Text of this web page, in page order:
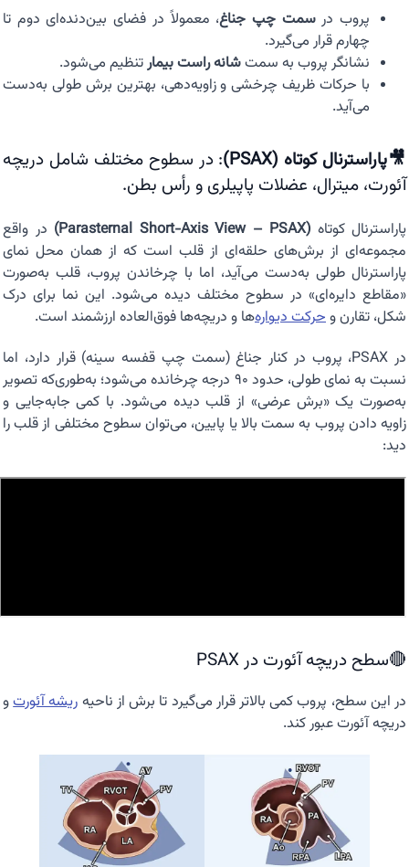
پروب درسمت چپ جناغ، معمولاً در فضای بین‌دنده‌ای دوم تا
چهارم قرار می‌گیرد.
نشانگر پروب به سمتشانه راست بیمارتنظیم می‌شود.
با حرکات ظریف چرخشی و زاویه‌دهی، بهترین برش طولی به‌دست
می‌آید.
🎥پاراسترنال کوتاه (PSAX)
: در سطوح مختلف شامل دریچه
آئورت، میترال، عضلات پاپیلری و رأس بطن.
پاراسترنال کوتاه (Parasternal Short-Axis View – PSAX)
در واقع
مجموعه‌ای از برش‌های حلقه‌ای از قلب است که از همان محل نمای
پاراسترنال طولی به‌دست می‌آید، اما با چرخاندن پروب، قلب به‌صورت
«مقاطع دایره‌ای» در سطوح مختلف دیده می‌شود. این نما برای درک
شکل، تقارن وحرکت دیواره‌ها و دریچه‌ها فوق‌العاده ارزشمند است.
در PSAX، پروب در کنار جناغ (سمت چپ قفسه سینه) قرار دارد، اما
نسبت به نمای طولی، حدود ۹۰ درجه چرخانده می‌شود؛ به‌طوری‌که تصویر
به‌صورت یک «برش عرضی» از قلب دیده می‌شود. با کمی جابه‌جایی و
زاویه دادن پروب به سمت بالا یا پایین، می‌توان سطوح مختلفی از قلب را
دید:
🔴سطح دریچه آئورت در PSAX
در این سطح، پروب کمی بالاتر قرار می‌گیرد تا برش از ناحیه ریشه آئورتو
دریچه آئورت عبور کند.